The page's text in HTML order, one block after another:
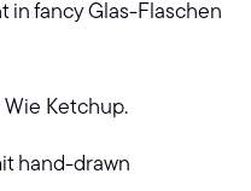
in fancy Glas-Flaschen
Wie Ketchup.
hand-drawn